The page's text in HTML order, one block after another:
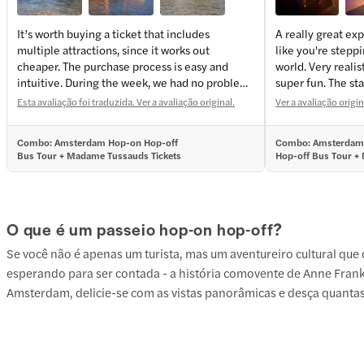
+6more
It’s worth buying a ticket that includes
multiple attractions, since it works out
cheaper. The purchase process is easy and
intuitive. During the week, we had no problem
buying tickets the day before. We started with
Amsterdam. The restroom on the boat is free. It
was a very pleasant cruise. You can sit inside or
the real thing. At the entrance, we received a
ticket with a barcode that, at the end of the
tour, lets you view your photos on a screen and
purchase them for an additional fee. It was a
lot of fun. I recommend both attractions—it’s a
Esta avaliação foi traduzida. Ver a avaliação original.
Combo: Amsterdam Hop-on Hop-off
Bus Tour + Madame Tussauds Tickets
A really great
like you're
world. Very
super fun. The
Ver a avaliação
Combo:
Hop-off Bus Tour +
O que é um passeio hop-on hop-off?
Se você não é apenas um turista, mas um aventureiro cultural
esperando para ser contada - a história comovente de Anne
Amsterdam, delicie-se com as vistas panorâmicas e desça